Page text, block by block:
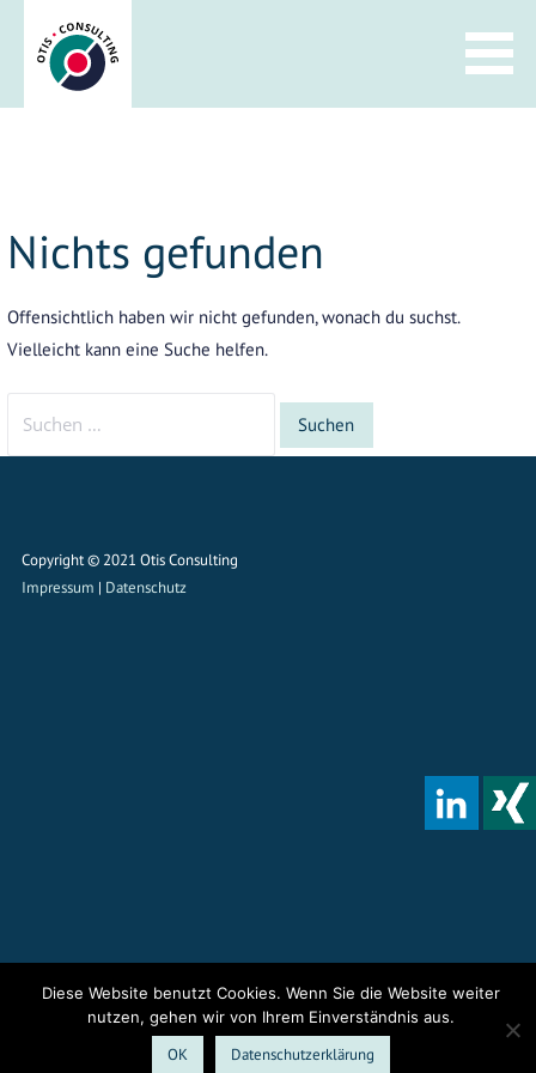
Inhalt
springen
Nichts gefunden
Offensichtlich haben wir nicht gefunden, wonach du suchst.
Vielleicht kann eine Suche helfen.
Copyright © 2021 Otis Consulting
Impressum | Datenschutz
Diese Website benutzt Cookies. Wenn Sie die Website weiter
nutzen, gehen wir von Ihrem Einverständnis aus.
OK Datenschutzerklärung